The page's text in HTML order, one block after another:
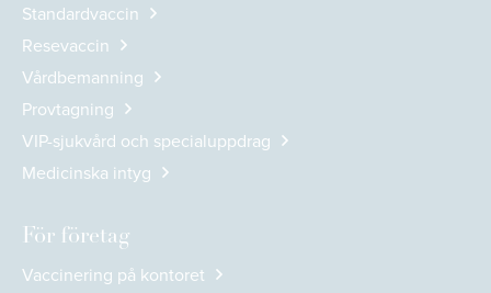
Standardvaccin
Resevaccin
Vårdbemanning
Provtagning
VIP-sjukvård och specialuppdrag
Medicinska intyg
För företag
Vaccinering på kontoret